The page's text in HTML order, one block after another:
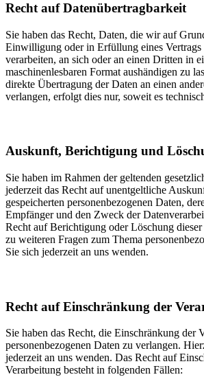
Recht auf Daten­übertrag­barkeit
Sie haben das Recht, Daten, die wir auf
Einwilligung oder in Erfüllung eines Vertrags
verarbeiten, an sich oder an einen Dritten in
maschinenlesbaren Format aushändigen zu
direkte Übertragung der Daten an einen
verlangen, erfolgt dies nur, soweit es
Auskunft, Berichtigung und
Sie haben im Rahmen der geltenden
jederzeit das Recht auf unentgeltliche
gespeicherten personenbezogenen Daten,
Empfänger und den Zweck der
Recht auf Berichtigung oder Löschung
zu weiteren Fragen zum Thema
Sie sich jederzeit an uns wenden.
Recht auf Einschränkung der
Sie haben das Recht, die Einschränkung der
personenbezogenen Daten zu verlangen.
jederzeit an uns wenden. Das Recht auf
Verarbeitung besteht in folgenden Fällen: